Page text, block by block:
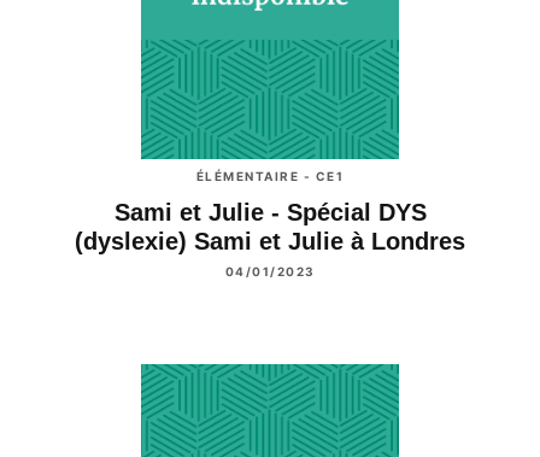
ÉLÉMENTAIRE - CE1
Sami et Julie - Spécial DYS
(dyslexie) Sami et Julie à Londres
04/01/2023